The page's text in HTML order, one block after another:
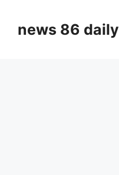
contentnews 86 daily